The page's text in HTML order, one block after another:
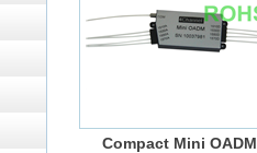
Compact Mini OADM